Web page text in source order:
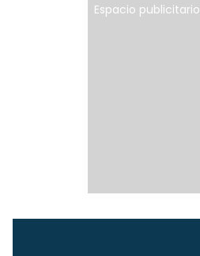
Espacio publicitario